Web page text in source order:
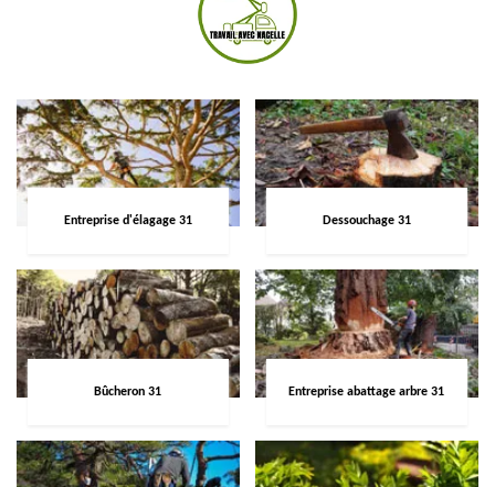
Entreprise d'élagage 31 Dessouchage 31
Bûcheron 31 Entreprise abattage arbre 31